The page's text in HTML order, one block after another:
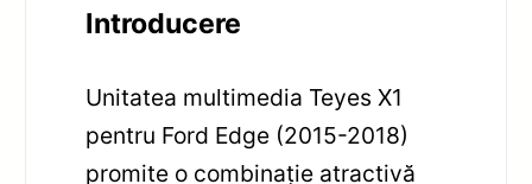
Introducere
Unitatea multimedia Teyes X1
pentru Ford Edge (2015-2018)
promite o combinație atractivă